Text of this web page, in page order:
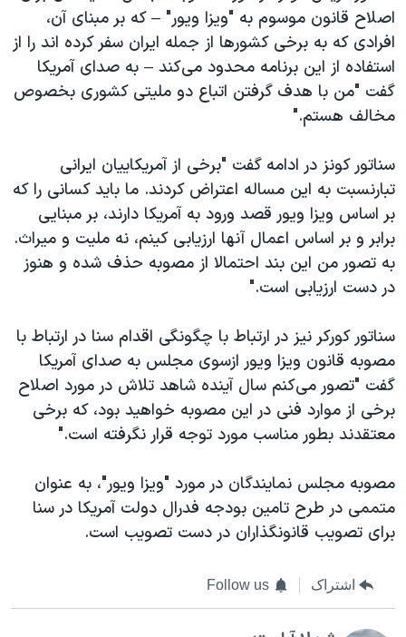
اصلاح قانون موسوم به "ویزا ویور" – که بر مبنای آن،
افرادی که به برخی کشورها از جمله ایران سفر کرده اند را از
استفاده از این برنامه محدود می‌کند – به صدای آمریکا
گفت "من با هدف گرفتن اتباع دو ملیتی کشوری بخصوص
مخالف هستم."
سناتور کونز در ادامه گفت "برخی از آمریکاییان ایرانی
تبارنسبت به این مساله اعتراض کردند. ما باید کسانی را که
بر اساس ویزا ویور قصد ورود به آمریکا دارند، بر مبنایی
برابر و بر اساس اعمال آنها ارزیابی کینم، نه ملیت و میراث.
به تصور من این بند احتمالا از مصوبه حذف شده و هنوز
در دست ارزیابی است."
سناتور کورکر نیز در ارتباط با چگونگی اقدام سنا در ارتباط با
مصوبه قانون ویزا ویور ازسوی مجلس به صدای آمریکا
گفت "تصور می‌کنم سال آینده شاهد تلاش در مورد اصلاح
برخی از موارد فنی در این مصوبه خواهید بود، که برخی
معتقدند بطور مناسب مورد توجه قرار نگرفته است."
مصوبه مجلس نمایندگان در مورد "ویزا ویور"، به عنوان
متممی در طرح تامین بودجه فدرال دولت آمریکا در سنا
برای تصویب قانونگذاران در دست تصویب است.
اشتراک Follow us